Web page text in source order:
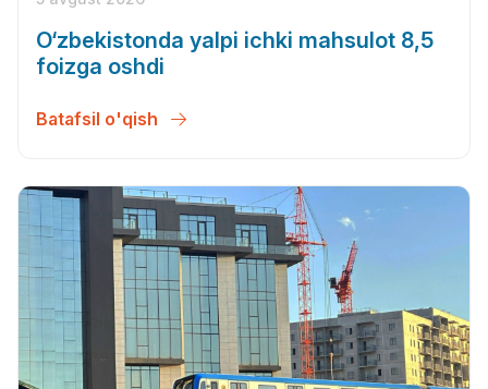
O‘zbekistonda yalpi ichki mahsulot 8,5
foizga oshdi
Batafsil o'qish